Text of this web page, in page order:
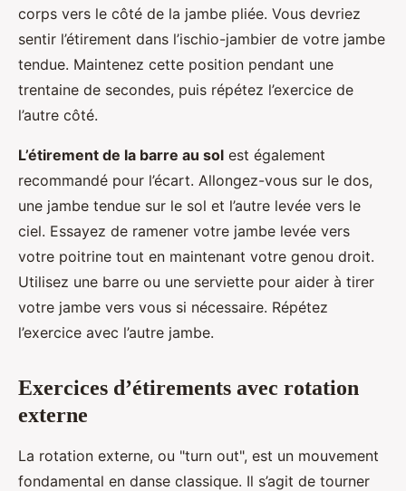
corps vers le côté de la jambe pliée. Vous devriez
sentir l’étirement dans l’ischio-jambier de votre jambe
tendue. Maintenez cette position pendant une
trentaine de secondes, puis répétez l’exercice de
l’autre côté.
L’étirement de la barre au sol est également
recommandé pour l’écart. Allongez-vous sur le dos,
une jambe tendue sur le sol et l’autre levée vers le
ciel. Essayez de ramener votre jambe levée vers
votre poitrine tout en maintenant votre genou droit.
Utilisez une barre ou une serviette pour aider à tirer
votre jambe vers vous si nécessaire. Répétez
l’exercice avec l’autre jambe.
Exercices d’étirements avec rotation
externe
La rotation externe, ou "turn out", est un mouvement
fondamental en danse classique. Il s’agit de tourner